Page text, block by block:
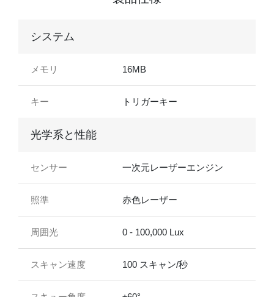
システム
メモリ 16MB
キー トリガーキー
光学系と性能
センサー 一次元レーザーエンジン
照準 赤色レーザー
周囲光 0 - 100,000 Lux
スキャン速度 100 スキャン/秒